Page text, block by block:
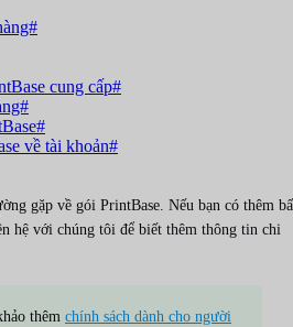
cung cấp#
về tài khoản#
gặp về gói PrintBase. Nếu bạn có thêm
hệ với chúng tôi để biết thêm thông tin chi
thêm chính sách dành cho người